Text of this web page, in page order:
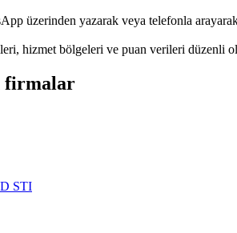
üzerinden yazarak veya telefonla
hizmet bölgeleri ve puan verileri düzenli
firmalar
STI